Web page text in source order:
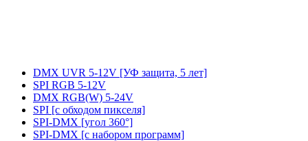
DMX UVR 5-12V [УФ защита, 5 лет]
SPI RGB 5-12V
DMX RGB(W) 5-24V
SPI [с обходом пикселя]
SPI-DMX [угол 360°]
SPI-DMX [с набором программ]